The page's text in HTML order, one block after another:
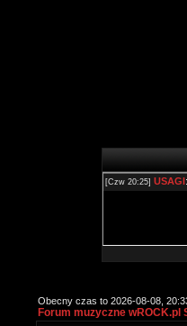
Obecny czas to 2026-08-08,
Forum muzyczne wROCK.pl